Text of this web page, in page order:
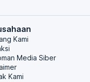
Kami
Media Siber
Kami